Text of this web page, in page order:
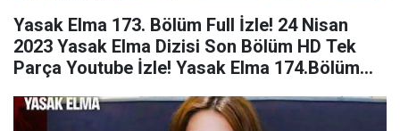
Yasak Elma 173. Bölüm Full İzle! 24 Nisan
2023 Yasak Elma Dizisi Son Bölüm HD Tek
Parça Youtube İzle! Yasak Elma 174.Bölüm